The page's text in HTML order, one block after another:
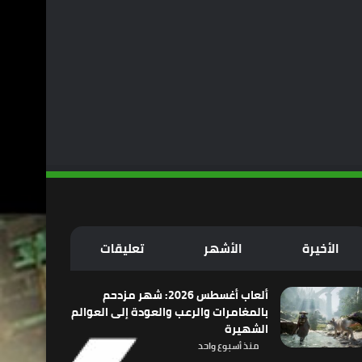
الأخيرة الأشهر تعليقات
ألعاب أغسطس 2026: شهر مزدحم
بالمغامرات والرعب والعودة إلى العوالم
الشهيرة
منذ أسبوع واحد